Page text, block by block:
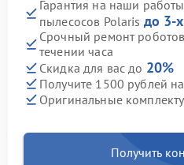
Гарантия на наши
пылесосов Polaris до 3-
Срочный ремонт
течении часа
Скидка для вас до 20%
Получите 1500 рублей
Оригинальные
Получить